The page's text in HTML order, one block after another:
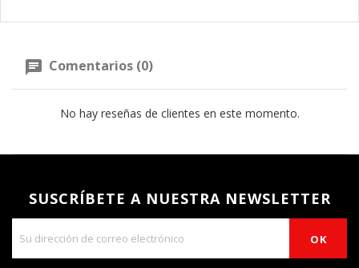
Comentarios (0)
No hay reseñas de clientes en este momento.
SUSCRÍBETE A NUESTRA NEWSLETTER